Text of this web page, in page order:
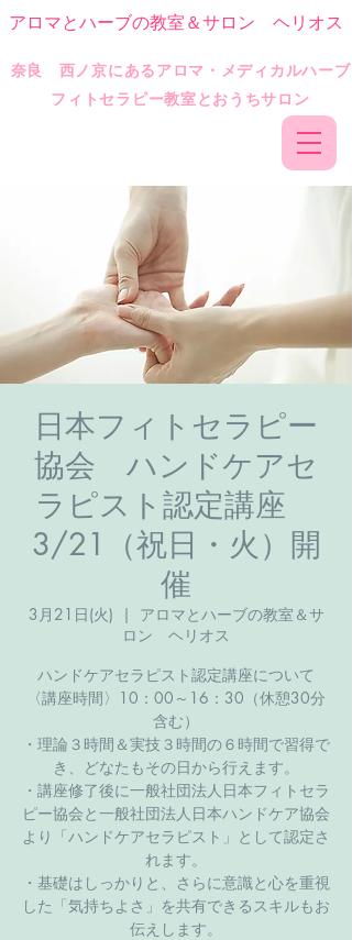
​奈良 西ノ京にあるアロマ・メディカルハーブ
フィトセラピー教室とおうちサロン
アロマとハーブの教室＆サロン ヘリオス
日本フィトセラピー
協会 ハンドケアセ
ラピスト認定講座
3/21（祝日・火）開
催
3月21日(火)
  |
アロマとハーブの教室＆サ
ロン ヘリオス
ハンドケアセラピスト認定講座について
〈講座時間〉10：00～16：30（休憩30分
含む）
・理論３時間＆実技３時間の６時間で習得で
き、どなたもその日から行えます。
・講座修了後に一般社団法人日本フィトセラ
ピー協会と一般社団法人日本ハンドケア協会
より「ハンドケアセラピスト」として認定さ
れます。
・基礎はしっかりと、さらに意識と心を重視
した「気持ちよさ」を共有できるスキルもお
伝えします。